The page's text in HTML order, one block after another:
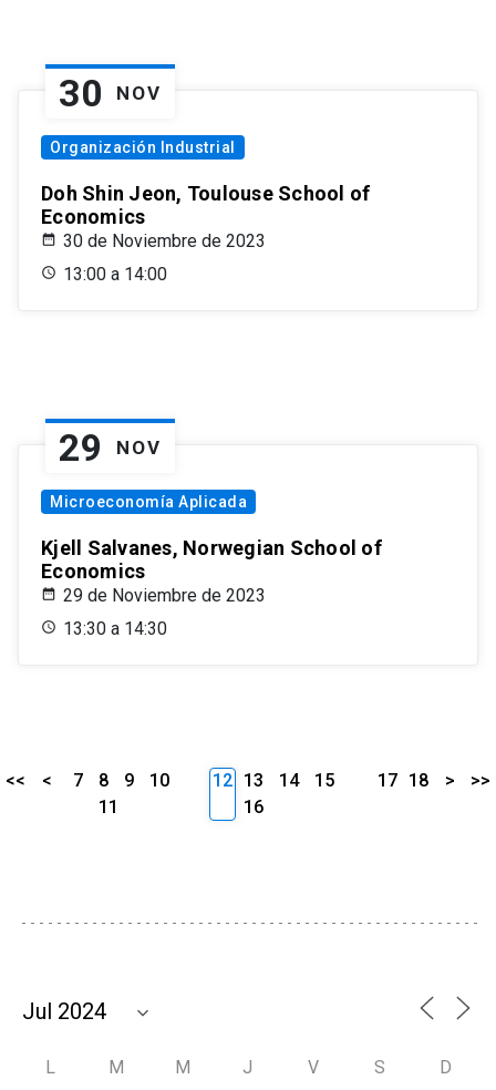
30 NOV
Organización Industrial
Doh Shin Jeon, Toulouse School of
Economics
30 de Noviembre de 2023
13:00 a 14:00
29 NOV
Microeconomía Aplicada
Kjell Salvanes, Norwegian School of
Economics
29 de Noviembre de 2023
13:30 a 14:30
<< < 7 8 9
10
11
12 13 14
15
16
17 18 > >>
L M M J V S D